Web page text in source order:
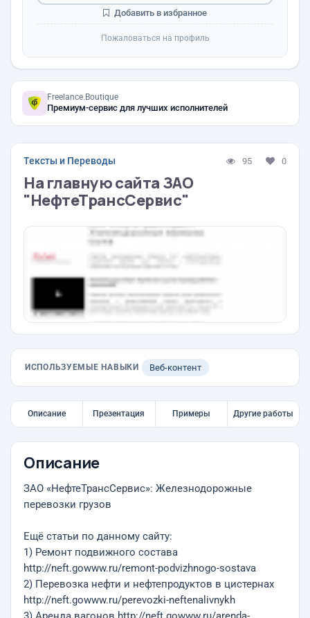
Добавить в избранное
Пожаловаться на профиль
Freelance.Boutique
Премиум-сервис для лучших исполнителей
Тексты и Переводы 95 0
На главную сайта ЗАО
"НефтеТрансСервис"
ИСПОЛЬЗУЕМЫЕ НАВЫКИ Веб-контент
Описание Презентация Примеры Другие работы
Описание
ЗАО «НефтеТрансСервис»: Железнодорожные
перевозки грузов
Ещё статьи по данному сайту:
1) Ремонт подвижного состава
http://neft.gowww.ru/remont-podvizhnogo-sostava
2) Перевозка нефти и нефтепродуктов в цистернах
http://neft.gowww.ru/perevozki-neftenalivnykh